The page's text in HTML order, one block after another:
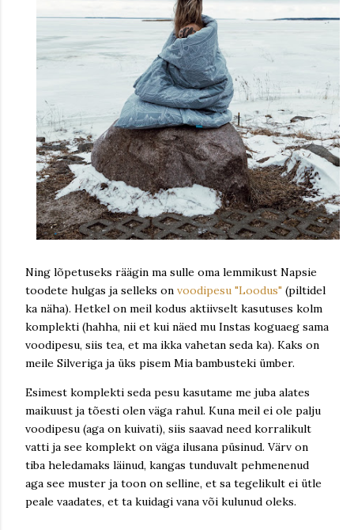
Ning lõpetuseks räägin ma sulle oma lemmikust Napsie
toodete hulgas ja selleks on voodipesu "Loodus" (piltidel
ka näha). Hetkel on meil kodus aktiivselt kasutuses kolm
komplekti (hahha, nii et kui näed mu Instas koguaeg sama
voodipesu, siis tea, et ma ikka vahetan seda ka). Kaks on
meile Silveriga ja üks pisem Mia bambusteki ümber.
Esimest komplekti seda pesu kasutame me juba alates
maikuust ja tõesti olen väga rahul. Kuna meil ei ole palju
voodipesu (aga on kuivati), siis saavad need korralikult
vatti ja see komplekt on väga ilusana püsinud. Värv on
tiba heledamaks läinud, kangas tunduvalt pehmenenud
aga see muster ja toon on selline, et sa tegelikult ei ütle
peale vaadates, et ta kuidagi vana või kulunud oleks.